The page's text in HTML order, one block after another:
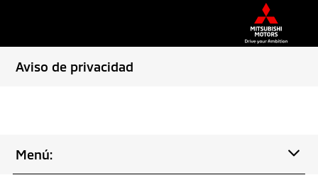
Aviso de privacidad
Menú: